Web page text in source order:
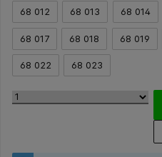
68 012 68 013 68 014
68 017 68 018 68 019
68 022 68 023